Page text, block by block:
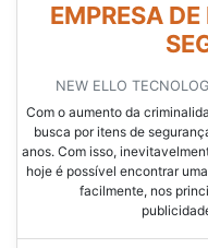
EMPRESA
NEW ELLO
Com o aumento da
busca por itens de
anos. Com isso,
hoje é possível encontrar
facilmente, nos